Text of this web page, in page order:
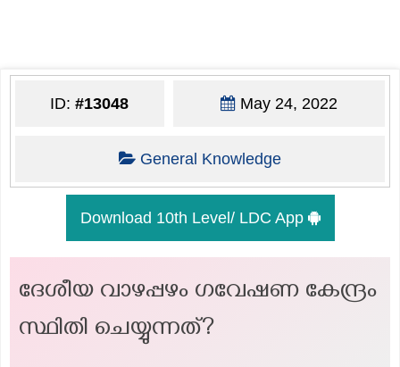
ID:#13048 May 24, 2022
General Knowledge
Download 10th Level/ LDC App
ദേശീയ വാഴപ്പഴം ഗവേഷണ കേന്ദ്രം
സ്ഥിതി ചെയ്യുന്നത്?